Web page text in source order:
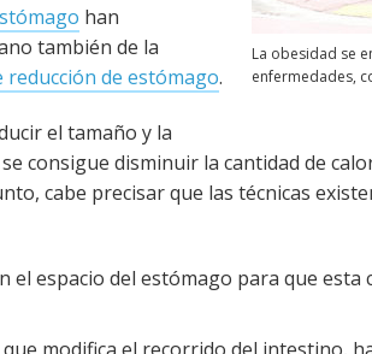
La obesidad se
enfermedades,
han
también de la
reducción de estómago.
el tamaño y la
consigue disminuir la cantidad de
cabe precisar que las técnicas
el espacio del estómago para que esta